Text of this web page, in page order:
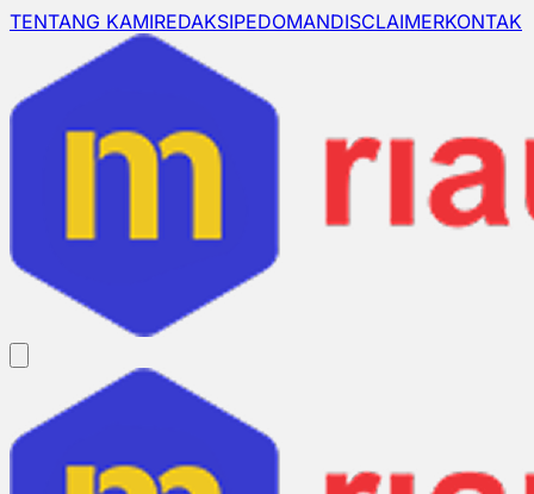
TENTANG KAMIREDAKSIPEDOMANDISCLAIMERKONTAK